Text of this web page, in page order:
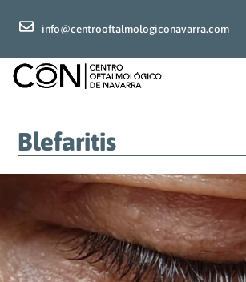
info@centrooftalmologiconavarra.com
Blefaritis